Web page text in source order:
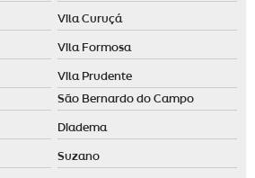
Vila Curuçá
Vila Formosa
Vila Prudente
São Bernardo do Campo
Diadema
Suzano